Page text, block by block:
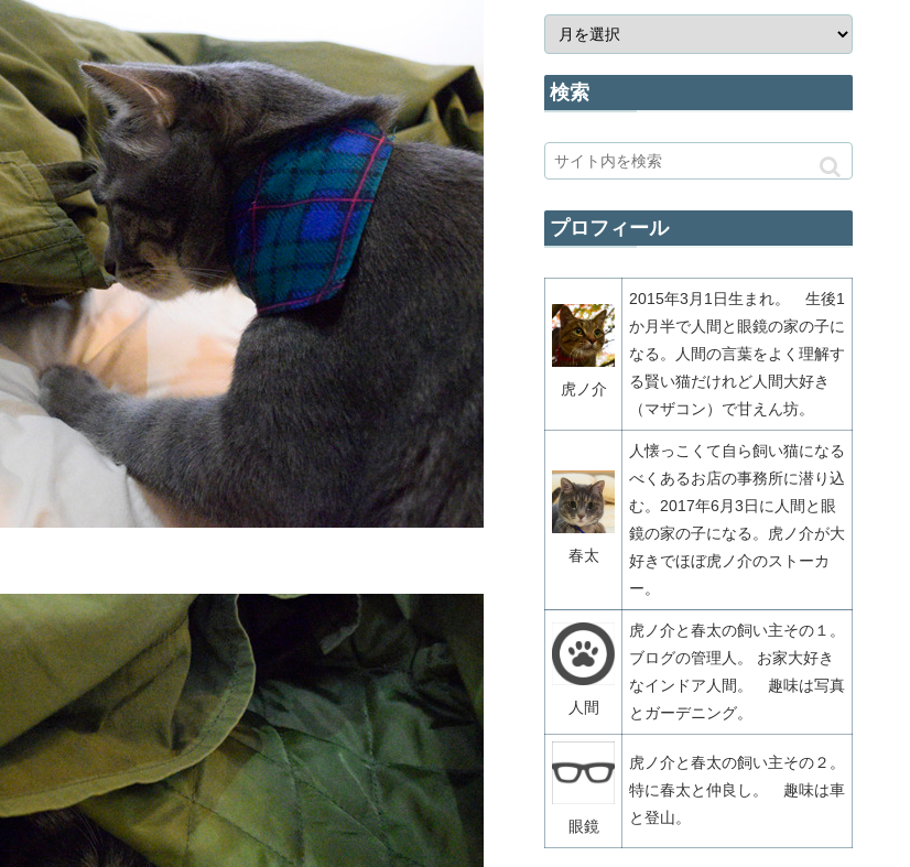
検索
プロフィール
虎ノ介
2015年3月1日生まれ。 生後1
か月半で人間と眼鏡の家の子に
なる。人間の言葉をよく理解す
る賢い猫だけれど人間大好き
（マザコン）で甘えん坊。
春太
人懐っこくて自ら飼い猫になる
べくあるお店の事務所に潜り込
む。2017年6月3日に人間と眼
鏡の家の子になる。虎ノ介が大
好きでほぼ虎ノ介のストーカ
ー。
人間
虎ノ介と春太の飼い主その１。
ブログの管理人。 お家大好き
なインドア人間。 趣味は写真
とガーデニング。
眼鏡
虎ノ介と春太の飼い主その２。
特に春太と仲良し。 趣味は車
と登山。